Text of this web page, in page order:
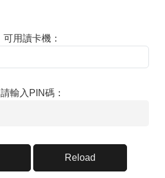
可用讀卡機：
請輸入PIN碼：